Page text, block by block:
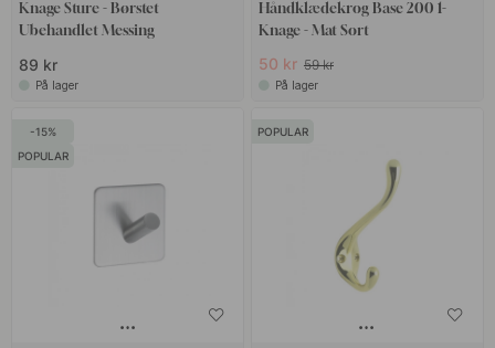
Knage Sture - Børstet
Ubehandlet Messing
89 kr
På lager
Håndklædekrog Base 200 1-
Knage - Mat Sort
50 kr 59 kr
På lager
15
POPULAR
POPULAR